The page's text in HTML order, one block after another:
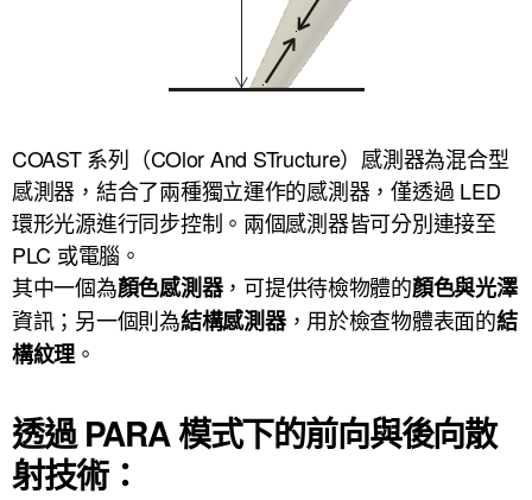
COAST 系列（COlor And STructure）感測器為混合型
感測器，結合了兩種獨立運作的感測器，僅透過 LED
環形光源進行同步控制。兩個感測器皆可分別連接至
PLC 或電腦。
其中一個為顏色感測器，可提供待檢物體的顏色與光澤
資訊；另一個則為結構感測器，用於檢查物體表面的結
構紋理 。
透過 PARA 模式下的前向與後向散
射技術：